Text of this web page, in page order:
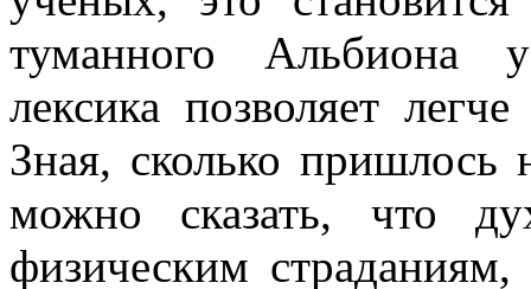
туманного Альбиона
лексика позволяет
Зная, сколько пришлось
можно сказать, что
физическим